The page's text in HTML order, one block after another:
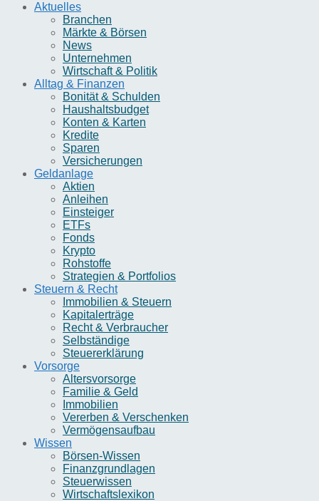
Aktuelles
Branchen
Märkte & Börsen
News
Unternehmen
Wirtschaft & Politik
Alltag & Finanzen
Bonität & Schulden
Haushaltsbudget
Konten & Karten
Kredite
Sparen
Versicherungen
Geldanlage
Aktien
Anleihen
Einsteiger
ETFs
Fonds
Krypto
Rohstoffe
Strategien & Portfolios
Steuern & Recht
Immobilien & Steuern
Kapitalerträge
Recht & Verbraucher
Selbständige
Steuererklärung
Vorsorge
Altersvorsorge
Familie & Geld
Immobilien
Vererben & Verschenken
Vermögensaufbau
Wissen
Börsen-Wissen
Finanzgrundlagen
Steuerwissen
Wirtschaftslexikon